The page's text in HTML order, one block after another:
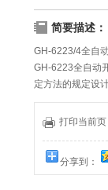
简要描述：
GH-6223/4全自
GH-6223全自动
定方法的规定设
屏，电脑控制试
点火扫划，自动
打印当前页
分享到：